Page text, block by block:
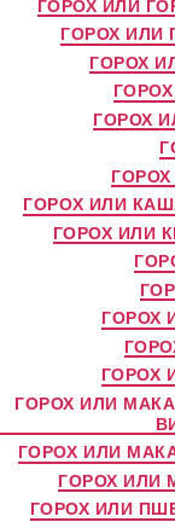
ГОРОХ ИЛИ
ГОРОХ
ГОРОХ
ГОРОХ ИЛИ
ГОРОХ ИЛИ
ГОРОХ
ГОРОХ
ГОРОХ ИЛИ
ГОРОХ ИЛИ
ГОРОХ ИЛИ
ГОРОХ ИЛИ